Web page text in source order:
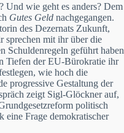
Und wie geht es anders? Dem
Gutes Geld nachgegangen.
des Dezernats Zukunft,
sprechen mit ihr über die
Schuldenregeln geführt haben
Tiefen der EU-Bürokratie ihr
wie hoch die
progressive Gestaltung der
zeigt Sigl-Glöckner auf,
politisch
eine Frage demokratischer